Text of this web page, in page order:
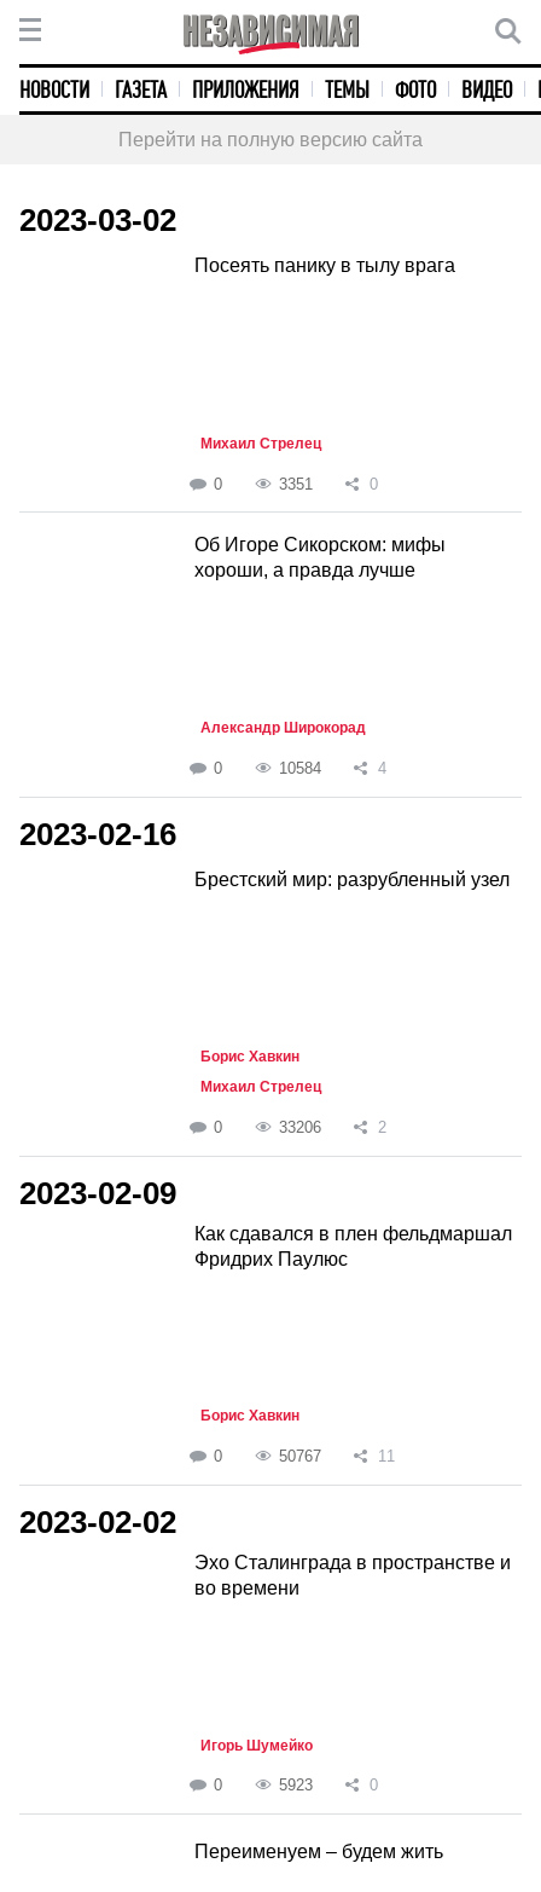
НОВОСТИ ГАЗЕТА ПРИЛОЖЕНИЯ ТЕМЫ ФОТО ВИДЕО
Перейти на полную версию сайта
2023-03-02
Посеять панику в тылу врага
Михаил Стрелец
0 3351 0
Об Игоре Сикорском: мифы
хороши, а правда лучше
Александр Широкорад
0 10584 4
2023-02-16
Брестский мир: разрубленный узел
Борис Хавкин
Михаил Стрелец
0 33206 2
2023-02-09
Как сдавался в плен фельдмаршал
Фридрих Паулюс
Борис Хавкин
0 50767 11
2023-02-02
Эхо Сталинграда в пространстве и
во времени
Игорь Шумейко
0 5923 0
Переименуем – будем жить